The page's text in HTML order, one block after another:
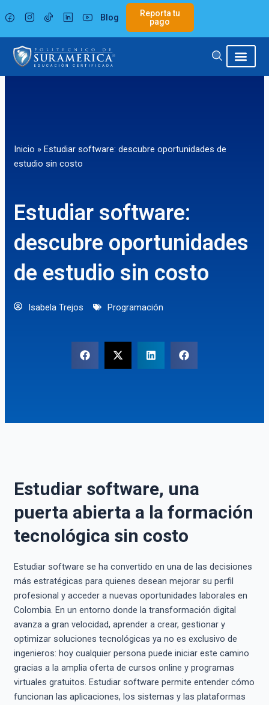
al
contenido
Blog
Reporta tu
pago
Inicio » Estudiar software: descubre oportunidades de
estudio sin costo
Estudiar software:
descubre oportunidades
de estudio sin costo
Isabela Trejos Programación
Estudiar software, una
puerta abierta a la formación
tecnológica sin costo
Estudiar software se ha convertido en una de las decisiones
más estratégicas para quienes desean mejorar su perfil
profesional y acceder a nuevas oportunidades laborales en
Colombia. En un entorno donde la transformación digital
avanza a gran velocidad, aprender a crear, gestionar y
optimizar soluciones tecnológicas ya no es exclusivo de
ingenieros: hoy cualquier persona puede iniciar este camino
gracias a la amplia oferta de cursos online y programas
virtuales gratuitos. Estudiar software permite entender cómo
funcionan las aplicaciones, los sistemas y las plataformas